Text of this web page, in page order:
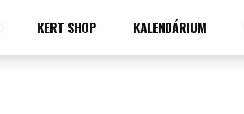
KERT SHOP KALENDÁRIUM